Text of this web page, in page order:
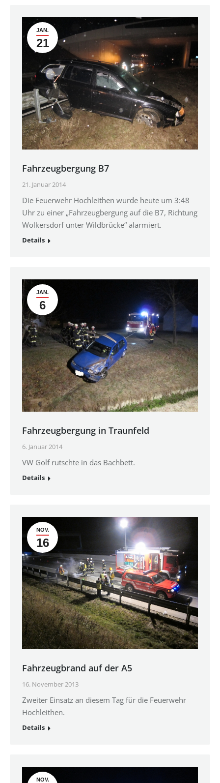
JAN.
21
Fahrzeugbergung B7
21. Januar 2014
Die Feuerwehr Hochleithen wurde heute um 3:48
Uhr zu einer „Fahrzeugbergung auf die B7, Richtung
Wolkersdorf unter Wildbrücke“ alarmiert.
Details
JAN.
6
Fahrzeugbergung in Traunfeld
6. Januar 2014
VW Golf rutschte in das Bachbett.
Details
NOV.
16
Fahrzeugbrand auf der A5
16. November 2013
Zweiter Einsatz an diesem Tag für die Feuerwehr
Hochleithen.
Details
NOV.